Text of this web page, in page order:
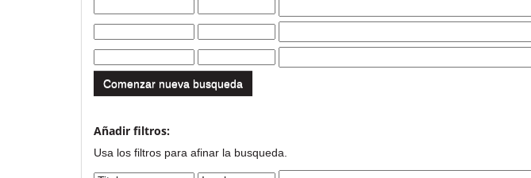
Comenzar nueva busqueda
Añadir filtros:
Usa los filtros para afinar la busqueda.